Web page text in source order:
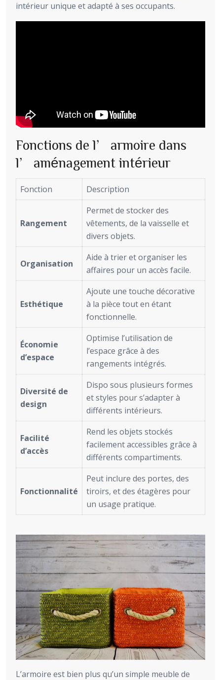
intérieur unique et adapté à ses occupants.
Fonctions de l’armoire dans
l’aménagement intérieur
Fonction Description
Rangement
Permet de stocker des
vêtements, de la vaisselle et
divers objets.
Organisation
Aide à trier et organiser les
affaires pour un accès facile.
Esthétique
Ajoute une touche décorative
à la pièce tout en étant
fonctionnelle.
Économie
d’espace
Optimise l’utilisation de
l’espace grâce à des
rangements intégrés.
Diversité de
design
Dispo sous plusieurs formes
et styles pour s’adapter à
différents intérieurs.
Facilité
d’accès
Rend les objets stockés
facilement accessibles grâce à
différents compartiments.
Fonctionnalité
Peut inclure des portes, des
tiroirs, et des étagères pour
un usage pratique.
L’armoire est bien plus qu’un simple meuble de